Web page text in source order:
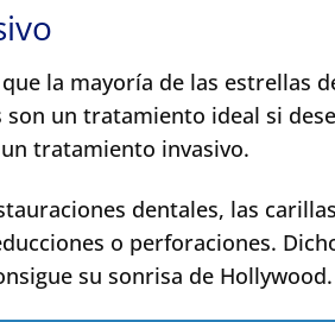
la mayoría de las estrellas
un tratamiento ideal si
tratamiento invasivo.
dentales, las
o perforaciones.
su sonrisa de Hollywood.